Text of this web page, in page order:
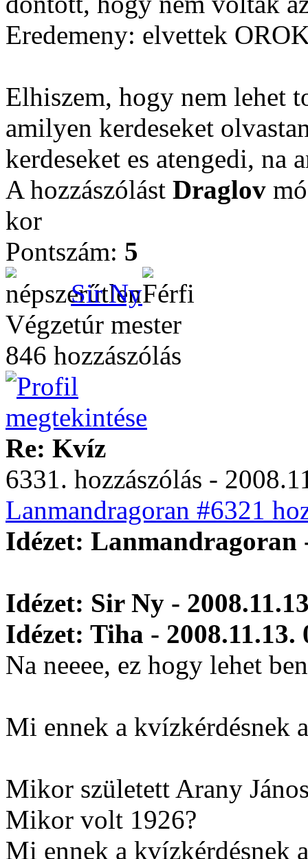
Eredemeny: elvettek
Elhiszem, hogy nem lehet
amilyen kerdeseket
kerdeseket es atengedi,
A hozzászólást Draglov
kor
Pontszám: 5
Sir Ny
Végzetúr mester
846 hozzászólás
Re: Kvíz
6331. hozzászólás -
Lanmandragoran #6321
Idézet: Lanmandragoran
Idézet: Sir Ny -
Idézet: Tiha - 2008.11.13.
Na neeee, ez hogy lehet
Mi ennek a kvízkérdésnek
Mikor született Arany
Mikor volt 1926?
Mi ennek a kvízkérdésnek